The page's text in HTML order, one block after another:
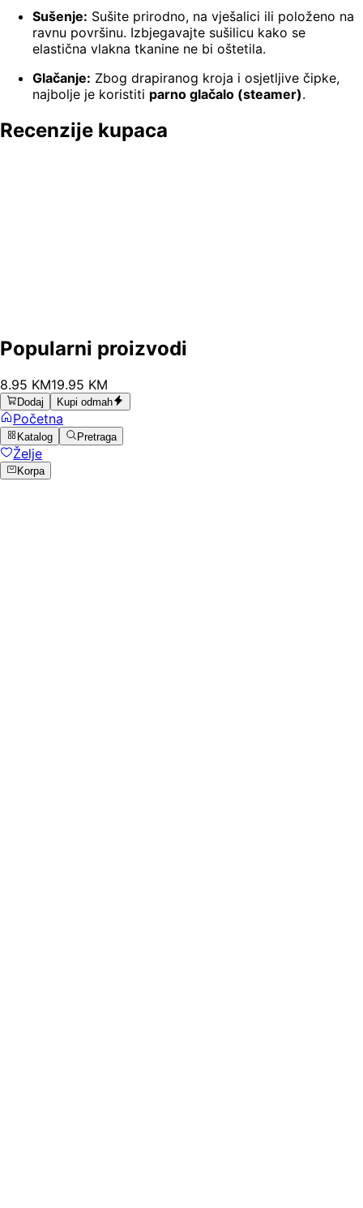
Sušenje: Sušite prirodno, na vješalici ili položeno na
ravnu površinu. Izbjegavajte sušilicu kako se
elastična vlakna tkanine ne bi oštetila.
Glačanje: Zbog drapiranog kroja i osjetljive čipke,
najbolje je koristiti parno glačalo (steamer).
Recenzije kupaca
Popularni proizvodi
8.95 KM19.95 KM
Dodaj Kupi odmah
Početna
Katalog Pretraga
Želje
Korpa